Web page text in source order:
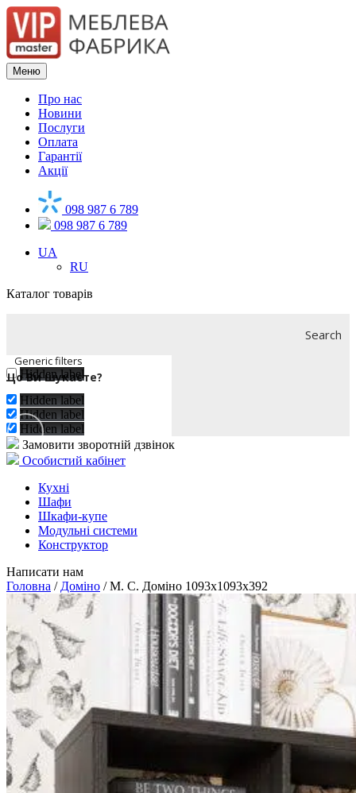
Меню
Про нас
Новини
Послуги
Оплата
Гарантії
Акції
098 987 6 789
098 987 6 789
UA
RU
Каталог товарів
Search
Generic filters
Hidden label
Exact matches only
Hidden label
Hidden label
Hidden label
Замовити зворотній дзвінок
Особистий кабінет
Кухні
Шафи
Шкафи-купе
Модульні системи
Конструктор
Написати нам
Головна / Доміно / М. С. Доміно 1093x1093x392